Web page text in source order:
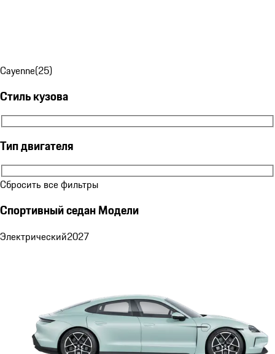
Cayenne(25)
Стиль кузова
Стиль кузова
Тип двигателя
Тип двигателя
Сбросить все фильтры
Спортивный седан Модели
Электрический2027